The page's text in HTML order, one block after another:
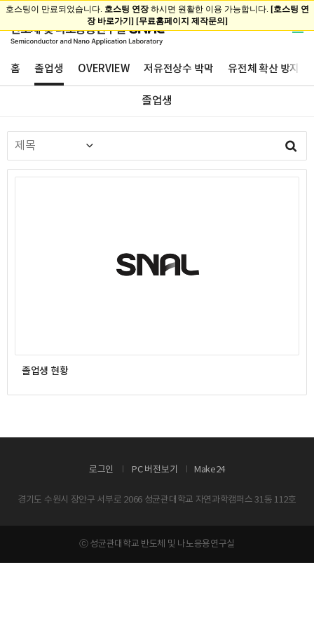
홈 졸업생 OVERVIEW 저유전상수 박막 유전체 확산 방지막
졸업생
졸업생 현황
로그인 PC 버전보기 Make24
경기도 수원시 장안구 서부로 2066 성균관대학교 자연과학캠퍼스 31동 112호
ⓒ 성균관대학교 반도체 및 나노응용연구실